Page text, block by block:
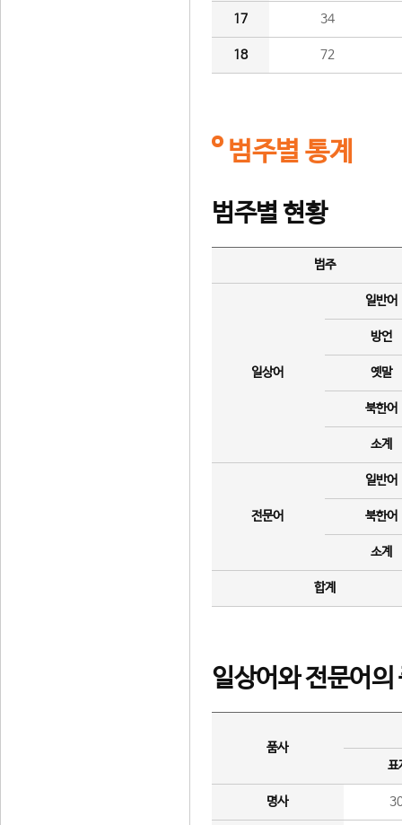
17 34
18 72
범주별 통계
범주별 현황
범주
일상어
일반어
방언
옛말
북한어
소계
전문어
일반어
북한어
소계
합계
일상어와 전문어의
품사
표
명사